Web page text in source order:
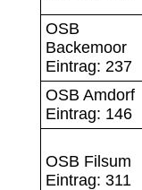
OSB
Backemoor
Eintrag: 237
OSB Amdorf
Eintrag: 146
OSB Filsum
Eintrag: 311